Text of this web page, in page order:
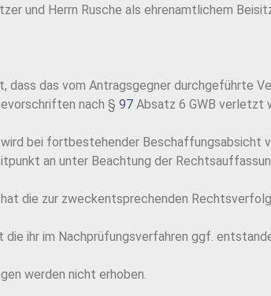
und Herrn Rusche als ehrenamtlichem
dass das vom Antragsgegner durchgeführte
nach § 97 Absatz 6 GWB verletzt
bei fortbestehender Beschaffungsabsicht
an unter Beachtung der
die zur zweckentsprechenden
die ihr im Nachprüfungsverfahren ggf.
werden nicht erhoben.